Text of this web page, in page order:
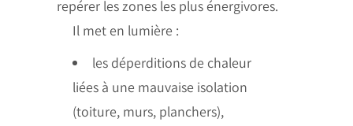
repérer les zones les plus énergivores.
Il met en lumière :
les déperditions de chaleur
liées à une mauvaise isolation
(toiture, murs, planchers),